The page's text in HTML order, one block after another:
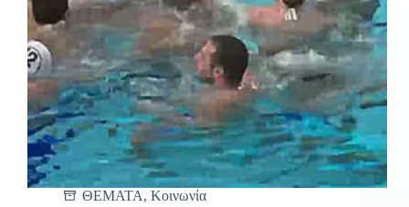
ΘΕΜΑΤΑ, Κοινωνία